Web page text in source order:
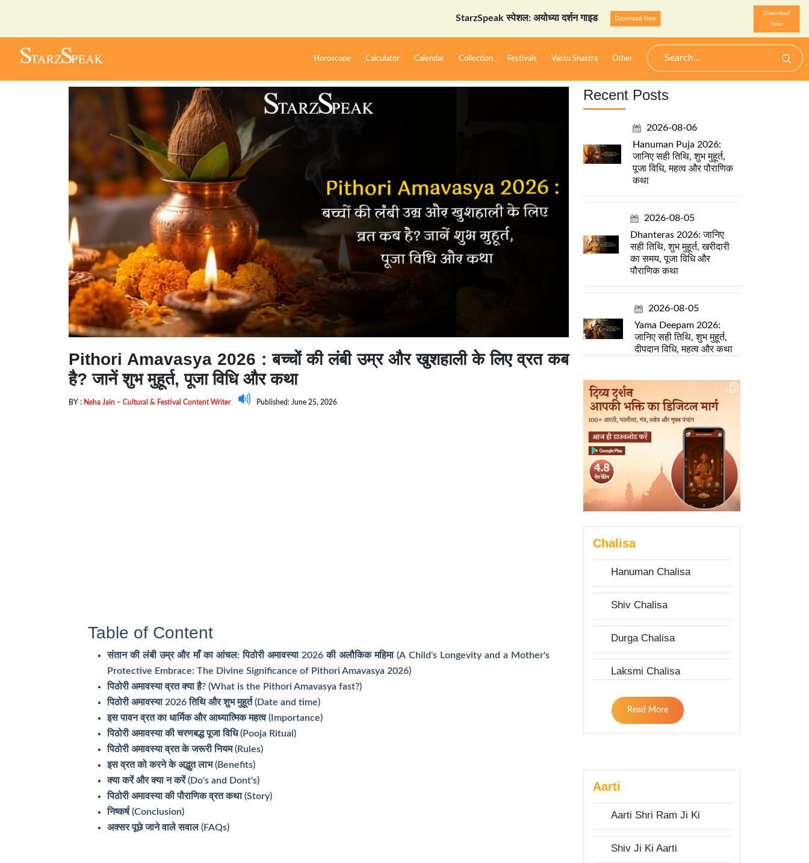
StarzSpeak स्पेशल: अयोध्या दर्शन गाइड Download Now StarzSpeak स्पेशल:
Download
Now
Horoscope Calculator Calendar Collection Festivals Vastu Shastra Other
Pithori Amavasya 2026 : बच्चों की लंबी उम्र और खुशहाली के लिए व्रत कब
है? जानें शुभ मुहूर्त, पूजा विधि और कथा
BY : Neha Jain – Cultural & Festival Content Writer Published: June 25, 2026
Table of Content
संतान की लंबी उम्र और माँ का आंचल: पिठोरी अमावस्या 2026 की अलौकिक महिमा (A Child's Longevity and a Mother's
Protective Embrace: The Divine Significance of Pithori Amavasya 2026)
पिठोरी अमावस्या व्रत क्या है? (What is the Pithori Amavasya fast?)
पिठोरी अमावस्या 2026 तिथि और शुभ मुहूर्त (Date and time)
इस पावन व्रत का धार्मिक और आध्यात्मिक महत्व (Importance)
पिठोरी अमावस्या की चरणबद्ध पूजा विधि (Pooja Ritual)
पिठोरी अमावस्या व्रत के जरूरी नियम (Rules)
इस व्रत को करने के अद्भुत लाभ (Benefits)
क्या करें और क्या न करें (Do's and Dont's)
पिठोरी अमावस्या की पौराणिक व्रत कथा (Story)
निष्कर्ष (Conclusion)
अक्सर पूछे जाने वाले सवाल (FAQs)
Recent Posts
2026-08-06
Hanuman Puja 2026:
जानिए सही तिथि, शुभ मुहूर्त,
पूजा विधि, महत्व और पौराणिक
कथा
2026-08-05
Dhanteras 2026: जानिए
सही तिथि, शुभ मुहूर्त, खरीदारी
का समय, पूजा विधि और
पौराणिक कथा
2026-08-05
Yama Deepam 2026:
जानिए सही तिथि, शुभ मुहूर्त,
दीपदान विधि, महत्व और कथा
Chalisa
Hanuman Chalisa
Shiv Chalisa
Durga Chalisa
Laksmi Chalisa
Read More
Aarti
Aarti Shri Ram Ji Ki
Shiv Ji Ki Aarti